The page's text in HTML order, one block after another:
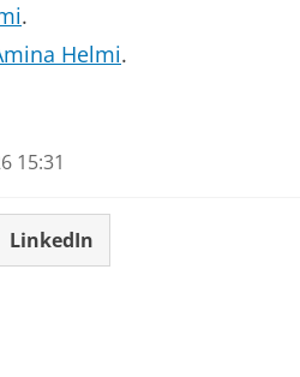
.
Helmi.
15:31
LinkedIn